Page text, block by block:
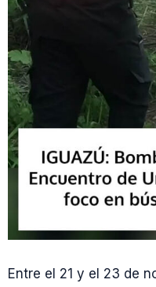
Entre el 21 y el 23 de